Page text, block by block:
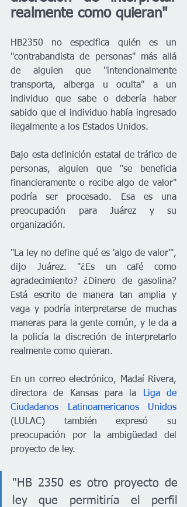
realmente como quieran"
HB2350 no especifica quién es un
"contrabandista de personas" más allá
de alguien que "intencionalmente
transporta, alberga u oculta" a un
individuo que sabe o debería haber
sabido que el individuo había ingresado
ilegalmente a los Estados Unidos.
Bajo esta definición estatal de tráfico de
personas, alguien que "se beneficia
financieramente o recibe algo de valor"
podría ser procesado. Esa es una
preocupación para Juárez y su
organización.
"La ley no define qué es 'algo de valor'",
dijo Juárez. "¿Es un café como
agradecimiento? ¿Dinero de gasolina?
Está escrito de manera tan amplia y
vaga y podría interpretarse de muchas
maneras para la gente común, y le da a
la policía la discreción de interpretarlo
realmente como quieran.
En un correo electrónico, Madaí Rivera,
directora de Kansas para la
Liga de
Ciudadanos Latinoamericanos Unidos
(LULAC) también expresó su
preocupación por la ambigüedad del
proyecto de ley.
"HB 2350 es otro proyecto de
ley que permitiría el perfil